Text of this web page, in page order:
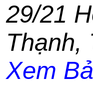
29/21
Thạnh,
Xem